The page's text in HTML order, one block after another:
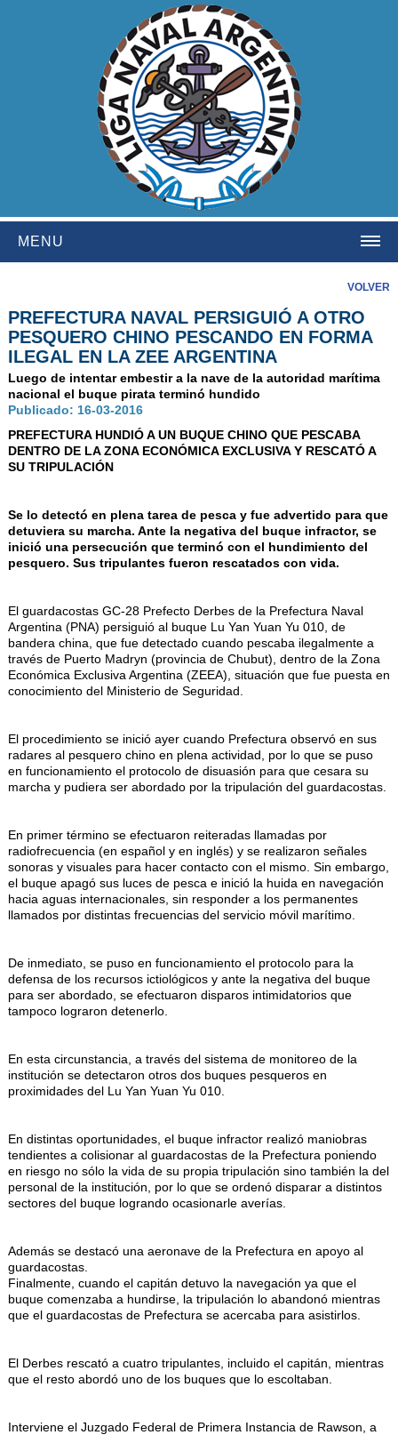
MENU
INSTITUCIONAL
NOSOTROS
HISTORIA
AUTORIDADES
BENEFICIOS
NOTICIAS & ACTIVIDADES
LINKS
SOCIOS
NEWSLETTER
SUSCRIBIRSE
VER NEWSLETTER
CONTACTO
CONTACTENOS
LIBRO DE VISITAS
VOLVER
PREFECTURA NAVAL PERSIGUIÓ A OTRO
PESQUERO CHINO PESCANDO EN FORMA
ILEGAL EN LA ZEE ARGENTINA
Luego de intentar embestir a la nave de la autoridad marítima
nacional el buque pirata terminó hundido
Publicado: 16-03-2016
PREFECTURA HUNDIÓ A UN BUQUE CHINO QUE PESCABA
DENTRO DE LA ZONA ECONÓMICA EXCLUSIVA Y RESCATÓ A
SU TRIPULACIÓN
Se lo detectó en plena tarea de pesca y fue advertido para que
detuviera su marcha. Ante la negativa del buque infractor, se
inició una persecución que terminó con el hundimiento del
pesquero. Sus tripulantes fueron rescatados con vida.
El guardacostas GC-28 Prefecto Derbes de la Prefectura Naval
Argentina (PNA) persiguió al buque Lu Yan Yuan Yu 010, de
bandera china, que fue detectado cuando pescaba ilegalmente a
través de Puerto Madryn (provincia de Chubut), dentro de la Zona
Económica Exclusiva Argentina (ZEEA), situación que fue puesta en
conocimiento del Ministerio de Seguridad.
El procedimiento se inició ayer cuando Prefectura observó en sus
radares al pesquero chino en plena actividad, por lo que se puso
en funcionamiento el protocolo de disuasión para que cesara su
marcha y pudiera ser abordado por la tripulación del guardacostas.
En primer término se efectuaron reiteradas llamadas por
radiofrecuencia (en español y en inglés) y se realizaron señales
sonoras y visuales para hacer contacto con el mismo. Sin embargo,
el buque apagó sus luces de pesca e inició la huida en navegación
hacia aguas internacionales, sin responder a los permanentes
llamados por distintas frecuencias del servicio móvil marítimo.
De inmediato, se puso en funcionamiento el protocolo para la
defensa de los recursos ictiológicos y ante la negativa del buque
para ser abordado, se efectuaron disparos intimidatorios que
tampoco lograron detenerlo.
En esta circunstancia, a través del sistema de monitoreo de la
institución se detectaron otros dos buques pesqueros en
proximidades del Lu Yan Yuan Yu 010.
En distintas oportunidades, el buque infractor realizó maniobras
tendientes a colisionar al guardacostas de la Prefectura poniendo
en riesgo no sólo la vida de su propia tripulación sino también la del
personal de la institución, por lo que se ordenó disparar a distintos
sectores del buque logrando ocasionarle averías.
Además se destacó una aeronave de la Prefectura en apoyo al
guardacostas.
Finalmente, cuando el capitán detuvo la navegación ya que el
buque comenzaba a hundirse, la tripulación lo abandonó mientras
que el guardacostas de Prefectura se acercaba para asistirlos.
El Derbes rescató a cuatro tripulantes, incluido el capitán, mientras
que el resto abordó uno de los buques que lo escoltaban.
Interviene el Juzgado Federal de Primera Instancia de Rawson, a